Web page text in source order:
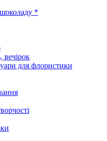
*
вечірок
для флористики